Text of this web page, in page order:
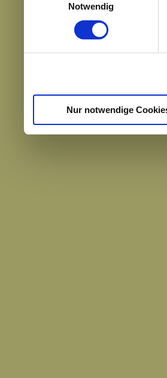
Partner
weiteren
Notwendig
Nur notwendige